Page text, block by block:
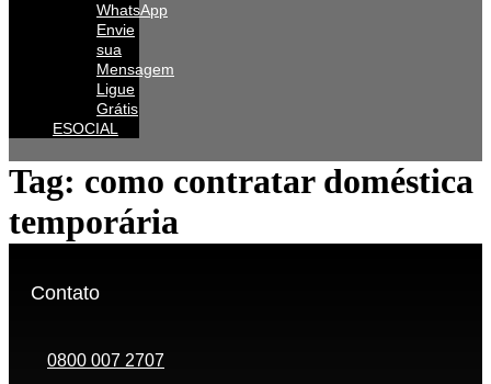
WhatsApp
Envie
sua
Mensagem
Ligue
Grátis
ESOCIAL
Tag: como contratar doméstica
temporária
Contato
0800 007 2707